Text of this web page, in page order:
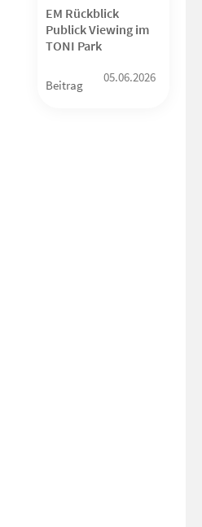
EM Rückblick
Publick Viewing im
TONI Park
Beitrag
05.06.2026